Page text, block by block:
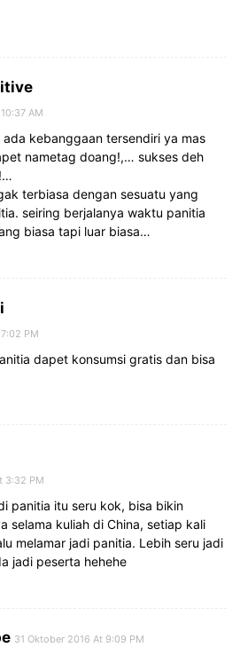
AM
ada kebanggaan tersendiri ya mas
nametag doang!,… sukses deh
terbiasa dengan sesuatu yang
seiring berjalanya waktu panitia
biasa tapi luar biasa…
PM
dapet konsumsi gratis dan bisa
3:32 PM
panitia itu seru kok, bisa bikin
selama kuliah di China, setiap kali
melamar jadi panitia. Lebih seru jadi
jadi peserta hehehe
31 Oktober 2016 At 9:09 PM